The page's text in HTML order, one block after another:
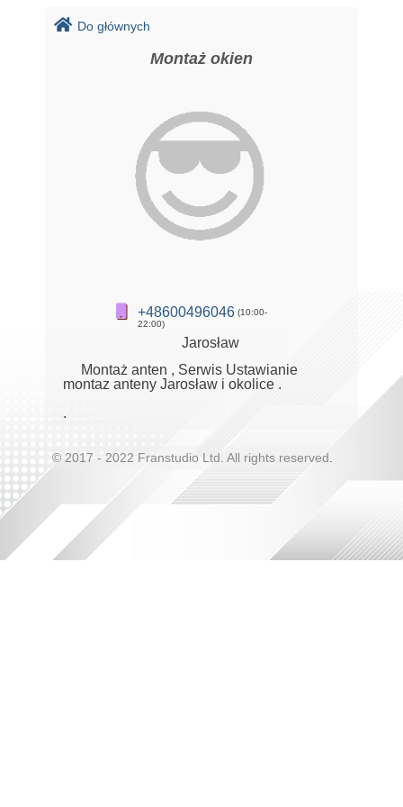
Do głównych
Montaż okien
+48600496046 (10:00-
22:00)
Jarosław
Montaż anten , Serwis Ustawianie
montaz anteny Jarosław i okolice .
.
© 2017 - 2022 Franstudio Ltd. All rights reserved